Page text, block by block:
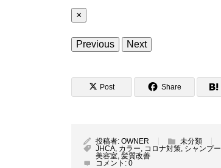
×
Previous Next
Post Share
投稿者: OWNER
未分類
JHCA カラー コロナ対策 シャンプー
美容室 髪質改善
コメント: 0